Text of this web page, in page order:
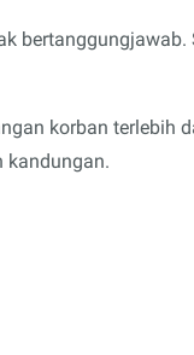
bertanggungjawab.
korban terlebih
kandungan.